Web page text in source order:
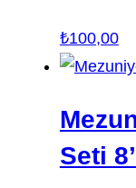
₺100,00
Seti